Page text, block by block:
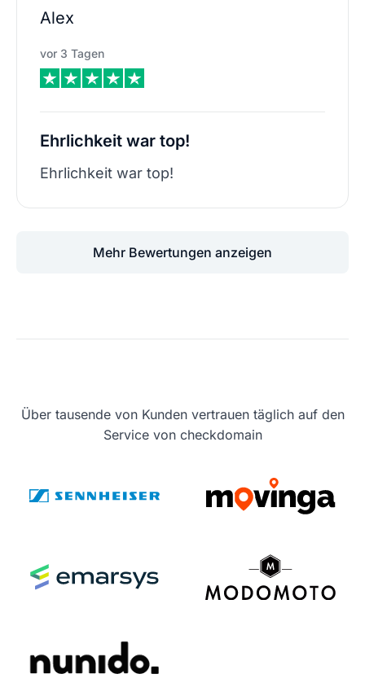
Alex
vor 3 Tagen
Ehrlichkeit war top!
Ehrlichkeit war top!
Mehr Bewertungen anzeigen
Über tausende von Kunden vertrauen täglich auf den
Service von checkdomain